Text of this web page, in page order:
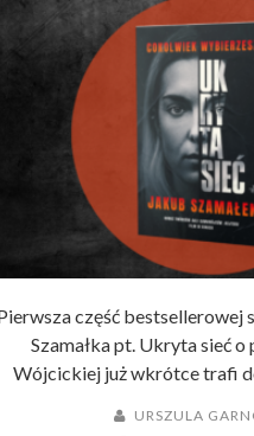
część bestsellerowej
Szamałka pt. Ukryta sieć
Wójcickiej już wkrótce trafi
URSZULA